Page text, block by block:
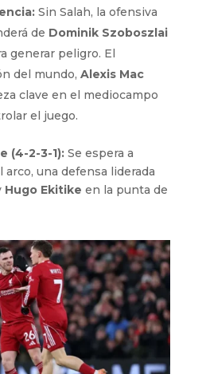
Sin Salah, la ofensiva
de Dominik Szoboszlai
generar peligro. El
del mundo, Alexis Mac
clave en el mediocampo
el juego.
(4-2-3-1):Se espera a
una defensa liderada
Hugo Ekitike en la punta de